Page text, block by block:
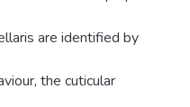
are identified by
the cuticular